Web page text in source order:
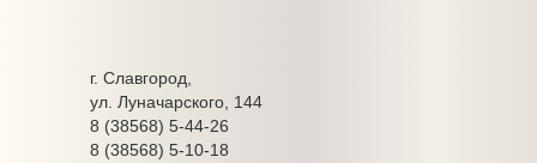
г. Славгород,
ул. Луначарского, 144
8 (38568) 5-44-26
8 (38568) 5-10-18